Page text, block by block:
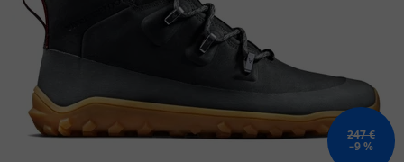
247 €
–9 %